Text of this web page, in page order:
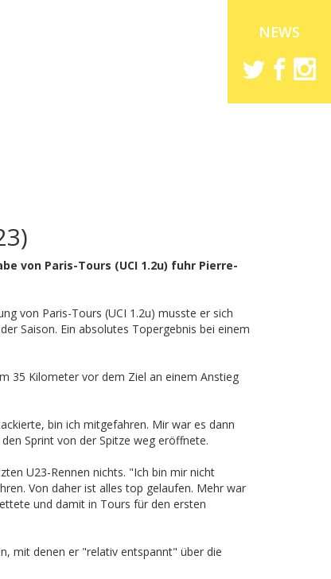
NEWS
von Paris-Tours (UCI 1.2u) fuhr Pierre-
von Paris-Tours (UCI 1.2u) musste er sich
Saison. Ein absolutes Topergebnis bei einem
35 Kilometer vor dem Ziel an einem Anstieg
bin ich mitgefahren. Mir war es dann
Sprint von der Spitze weg eröffnete.
U23-Rennen nichts. "Ich bin mir nicht
Von daher ist alles top gelaufen. Mehr war
und damit in Tours für den ersten
mit denen er "relativ entspannt" über die